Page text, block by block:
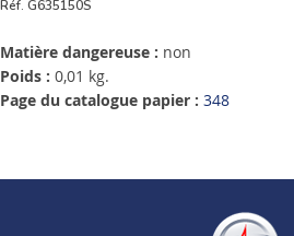
Réf. G635150S
Matière dangereuse : non
Poids : 0,01 kg.
Page du catalogue papier : 348